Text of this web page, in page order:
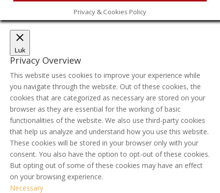
Privacy & Cookies Policy
Luk
Privacy Overview
This website uses cookies to improve your experience while
you navigate through the website. Out of these cookies, the
cookies that are categorized as necessary are stored on your
browser as they are essential for the working of basic
functionalities of the website. We also use third-party cookies
that help us analyze and understand how you use this website.
These cookies will be stored in your browser only with your
consent. You also have the option to opt-out of these cookies.
But opting out of some of these cookies may have an effect
on your browsing experience.
Necessary